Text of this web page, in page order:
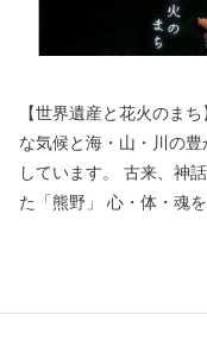
【世界遺産と花火のま
な気候と海・山・川の
しています。 古来、神話の時代から日本人にとって特別な地だっ
た「熊野」 心・体・魂
「熊野古道」 海を見下